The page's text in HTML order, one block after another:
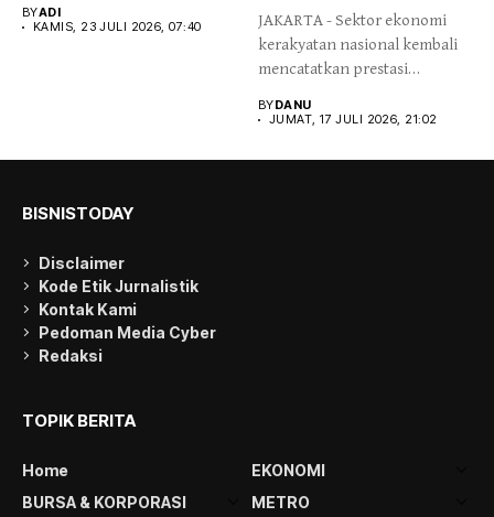
BYADI
KAMIS, 23 JULI 2026, 07:40
JAKARTA - Sektor ekonomi
kerakyatan nasional kembali
mencatatkan prestasi
BYDANU
JUMAT, 17 JULI 2026, 21:02
BISNISTODAY
Disclaimer
Kode Etik Jurnalistik
Kontak Kami
Pedoman Media Cyber
Redaksi
TOPIK BERITA
Home
EKONOMI
BURSA & KORPORASI
METRO